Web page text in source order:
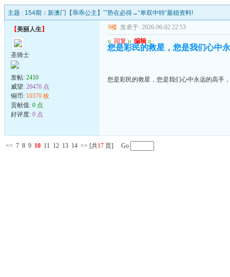
主题 : 154期：新澳门【乖乖公主】ˇˇ势在必得→“单双中特”最稳资料!
【美丽人生】
圣骑士
发帖: 2410
威望: 20476 点
铜币: 10370 枚
贡献值: 0 点
好评度: 0 点
9楼 发表于: 2026-06-02 22:53
u 回复 u 编辑 u
您是彩民的救星，您是我们心中
您是彩民的救星，您是我们心中永远的高手
<< 7 8 9 10 11 12 13 14 >> [共17 页] Go